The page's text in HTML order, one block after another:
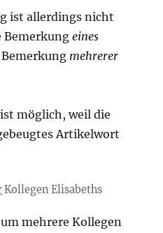
ist allerdings nicht
Bemerkungeines
mehrerer
möglich, weil die
Artikelwort
Kollegen Elisabeths
mehrere Kollegen